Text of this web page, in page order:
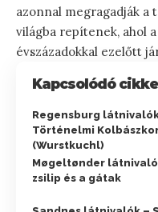
azonnal megragadják
világba repítenek, ahol
évszázadokkal ezelőtt
Kapcsolódó
Regensburg
Történelmi
(Wurstkuchl)
Møgeltønder
zsilip és a gátak